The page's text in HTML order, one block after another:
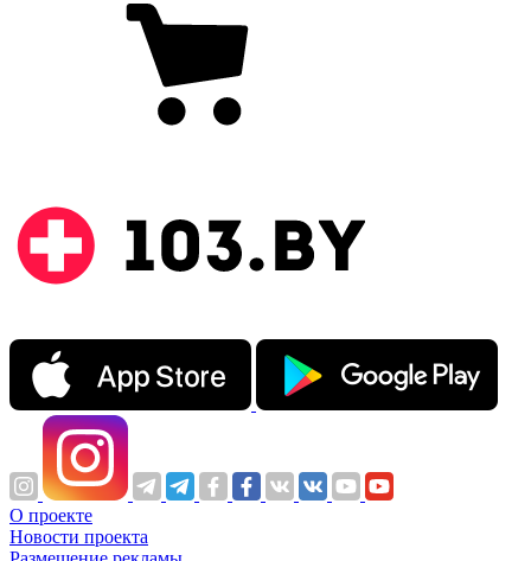
О проекте
Новости проекта